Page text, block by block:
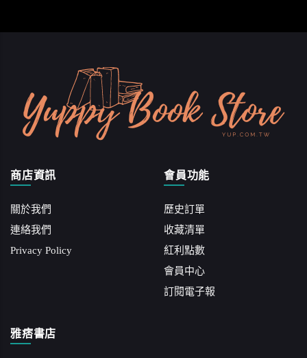
商店資訊
關於我們
連絡我們
Privacy Policy
會員功能
歷史訂單
收藏清單
紅利點數
會員中心
訂閱電子報
雅痞書店